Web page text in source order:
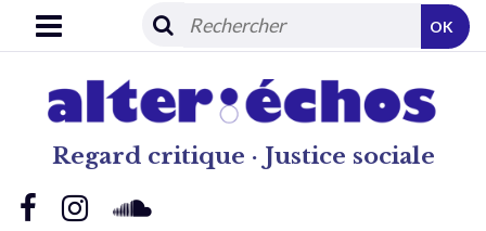
Regard critique · Justice sociale
OK